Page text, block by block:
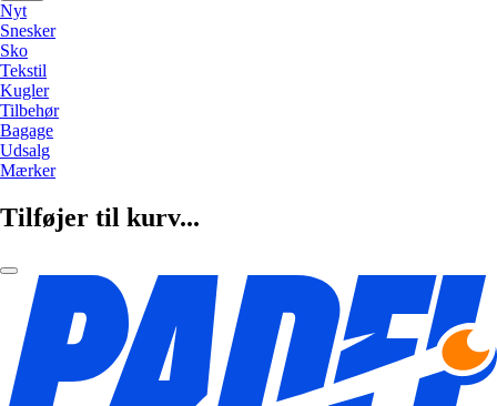
Nyt
Snesker
Sko
Tekstil
Kugler
Tilbehør
Bagage
Udsalg
Mærker
Tilføjer til kurv...